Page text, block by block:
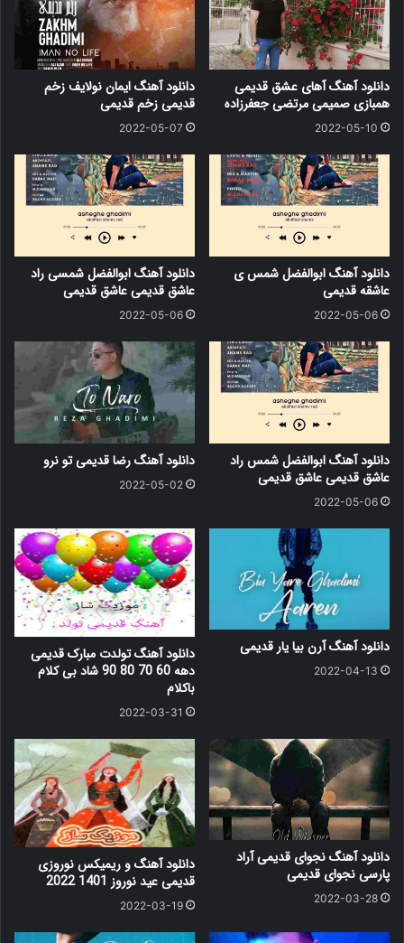
دانلود آهنگ آهای عشق قدیمی
همبازی صمیمی مرتضی جعفرزاده
2022-05-10
دانلود آهنگ ایمان نولایف زخم
قدیمی زخم قدیمی
2022-05-07
دانلود آهنگ ابوالفضل شمس ی
عاشقه قدیمی
2022-05-06
دانلود آهنگ ابوالفضل شمسی راد
عاشق قدیمی عاشق قدیمی
2022-05-06
دانلود آهنگ ابوالفضل شمس راد
عاشق قدیمی عاشق قدیمی
2022-05-06
دانلود آهنگ رضا قدیمی تو نرو
2022-05-02
دانلود آهنگ آرن بیا یار قدیمی
2022-04-13
دانلود آهنگ تولدت مبارک قدیمی
دهه 60 70 80 90 شاد بی کلام
باکلام
2022-03-31
دانلود آهنگ نجوای قدیمی آراد
پارسی نجوای قدیمی
2022-03-28
دانلود آهنگ و ریمیکس نوروزی
قدیمی عید نوروز 1401 2022
2022-03-19